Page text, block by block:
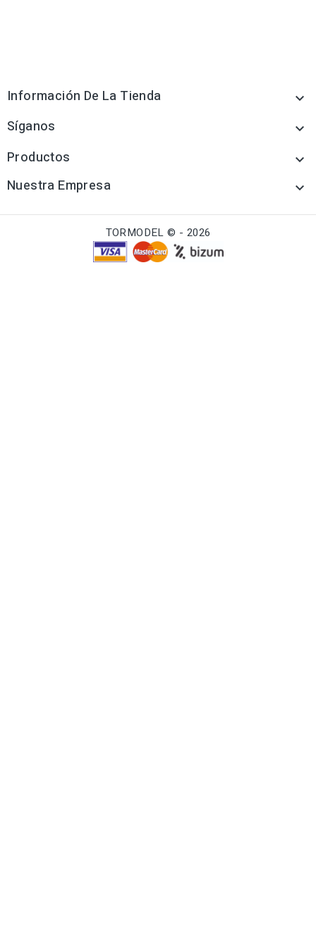
Información De La Tienda 
Síganos 
Productos 
Nuestra Empresa 
TORMODEL © - 2026